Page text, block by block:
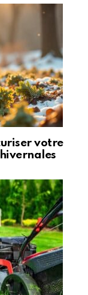
votre